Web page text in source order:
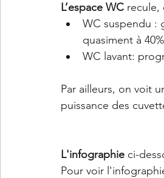
L’espace WC recule,
WC suspendu :
quasiment à
WC lavant:
Par ailleurs, on voit
puissance des
L'infographie ci-
Pour voir